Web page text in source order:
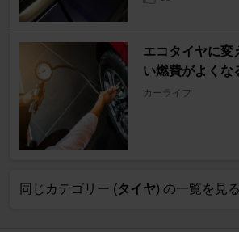
エコタイヤに変
い燃費がよくな
カーライフ
同じカテゴリー (タイヤ) の一覧を見る